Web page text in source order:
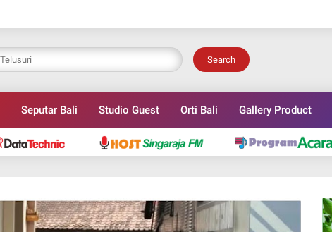
Search
Seputar Bali Studio Guest Orti Bali Gallery Product